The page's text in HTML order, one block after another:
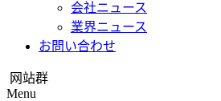
会社ニュース
業界ニュース
お問い合わせ
网站群
Menu